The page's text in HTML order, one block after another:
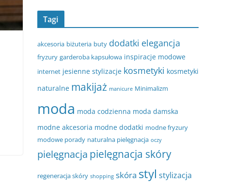
Tagi
akcesoria biżuteria buty dodatki elegancja
fryzury garderoba kapsułowa inspiracje modowe
internet jesienne stylizacje kosmetyki kosmetyki
naturalne makijaż manicure Minimalizm
moda moda codzienna moda damska
modne akcesoria modne dodatki modne fryzury
modowe porady naturalna pielęgnacja oczy
pielęgnacja pielęgnacja skóry
regeneracja skóry shopping skóra styl stylizacja